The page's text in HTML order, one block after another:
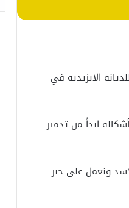
الايزيدية في
ابداً من تدمير
ونعمل على جبر